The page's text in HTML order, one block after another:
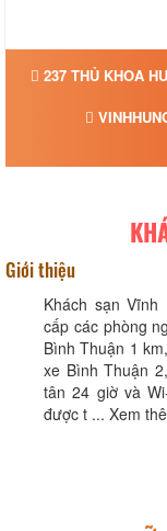
237 THỦ KHOA
Giới thiệu
Khách sạn Vĩnh
cấp các phòng
Bình Thuận 1
xe Bình Thuận
tân 24 giờ và
được t ... Xem